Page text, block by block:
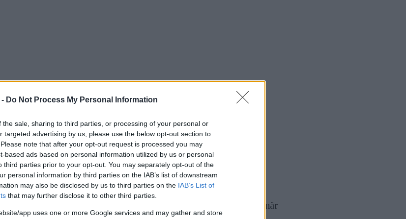
Do Not Process My Personal Information
the sale, sharing to third parties, or processing of your personal or
targeted advertising by us, please use the below opt-out section to
note that after your opt-out request is processed you may
based ads based on personal information utilized by us or personal
third parties prior to your opt-out. You may separately opt-out of the
personal information by third parties on the IAB’s list of downstream
may also be disclosed by us to third parties on the IAB’s List of
that may further disclose it to other third parties.
app uses one or more Google services and may gather and store
den här tidningen också är en av de som ofta får stå till svars när